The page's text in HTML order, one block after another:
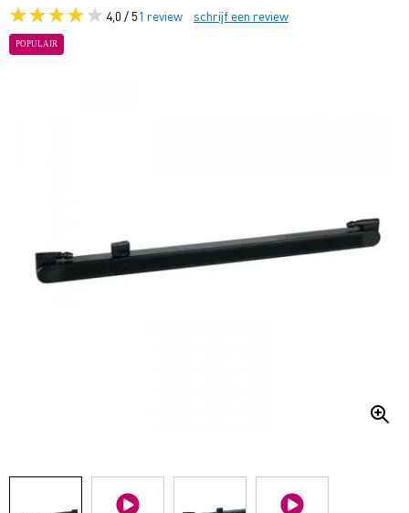
4,0 / 51 review schrijf een review
POPULAIR